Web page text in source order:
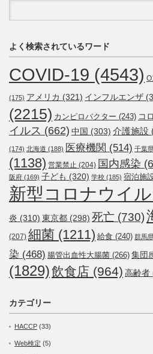
よく検索されているワード
COVID-19 (4543)
(175) アメリカ (321) インフルエンザ
(2215) カンピロバクター (243) コ
イルス (662) 中国 (303) 介護施設
(174) 北海道 (188) 医療機関 (514) 千葉
(1138) 営業禁止 (204) 国内感染
阪府 (169) 子ども (320) 学校 (185) 宿泊施
新型コロナウイ
炎 (310) 東京都 (298) 死亡 (730)
(207) 細菌 (1211) 給食 (240) 群馬
染 (468) 腸管出血性大腸菌 (266) 集団
(1829)飲食店 (964) 高齢者
カテゴリー
HACCP (33)
Web検定 (5)